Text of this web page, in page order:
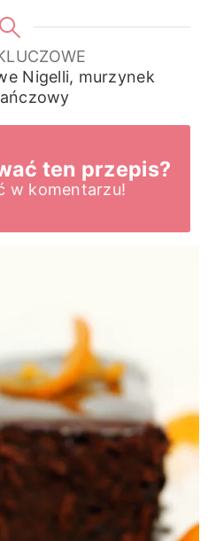
Nigelli, murzynek
ten przepis?
w komentarzu!